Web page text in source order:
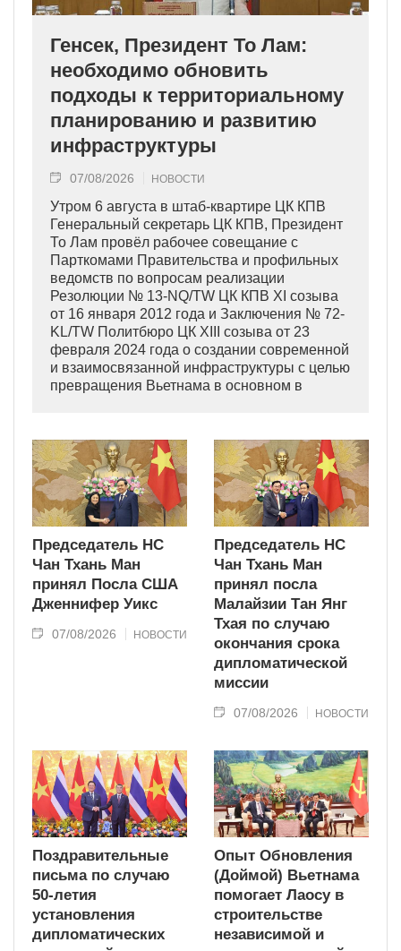
Генсек, Президент То Лам:
необходимо обновить
подходы к территориальному
планированию и развитию
инфраструктуры
07/08/2026 НОВОСТИ
Утром 6 августа в штаб-квартире ЦК КПВ
Генеральный секретарь ЦК КПВ, Президент
То Лам провёл рабочее совещание с
Парткомами Правительства и профильных
ведомств по вопросам реализации
Резолюции № 13-NQ/TW ЦК КПВ XI созыва
от 16 января 2012 года и Заключения № 72-
KL/TW Политбюро ЦК XIII созыва от 23
февраля 2024 года о создании современной
и взаимосвязанной инфраструктуры с целью
превращения Вьетнама в основном в
Председатель НС
Чан Тхань Ман
принял Посла США
Дженнифер Уикс
07/08/2026 НОВОСТИ
Председатель НС
Чан Тхань Ман
принял посла
Малайзии Тан Янг
Тхая по случаю
окончания срока
дипломатической
миссии
07/08/2026 НОВОСТИ
Поздравительные
письма по случаю
50-летия
установления
дипломатических
Опыт Обновления
(Доймой) Вьетнама
помогает Лаосу в
строительстве
независимой и